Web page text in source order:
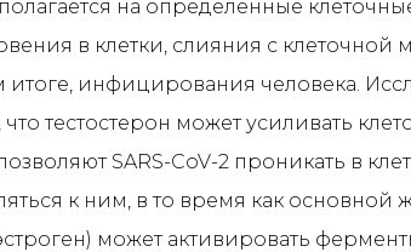
на определенные
в клетки, слияния с клеточной
итоге, инфицирования человека.
что тестостерон может усиливать
SARS-CoV-2 проникать в
к ним, в то время как основной
может активировать